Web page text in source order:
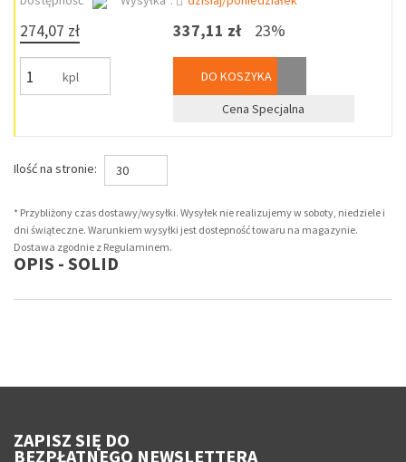
274,07 zł
kpl
337,11 zł 23%
DO KOSZYKA
Cena Specjalna
Ilość na stronie: 30
* Przybliżony czas dostawy/wysyłki. Wysyłek nie realizujemy w soboty, niedziele i
dni świąteczne. Warunkiem wysyłki jest dostepność towaru na magazynie.
Dostawa zgodnie z Regulaminem.
OPIS - SOLID
ZAPISZ SIĘ DO
BEZPŁATNEGO NEWSLETTERA